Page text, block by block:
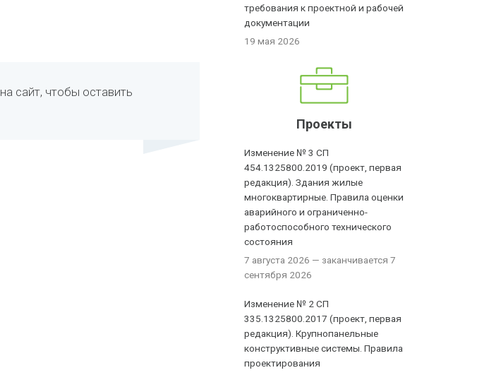
на сайт, чтобы оставить
требования к проектной и рабочей
документации
19 мая 2026
Проекты
Изменение № 3 СП
454.1325800.2019 (проект, первая
редакция). Здания жилые
многоквартирные. Правила оценки
аварийного и ограниченно-
работоспособного технического
состояния
7 августа 2026 — заканчивается 7
сентября 2026
Изменение № 2 СП
335.1325800.2017 (проект, первая
редакция). Крупнопанельные
конструктивные системы. Правила
проектирования